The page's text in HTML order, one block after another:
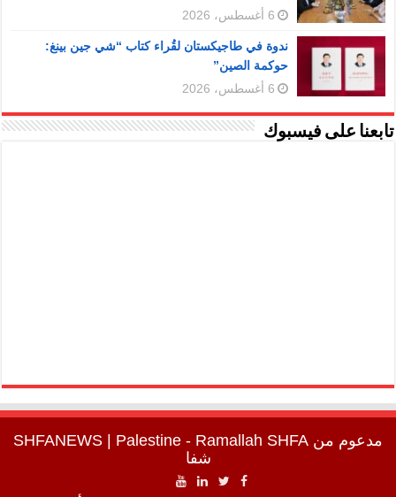
6 أغسطس، 2026
ندوة في طاجيكستان لقُراء كتاب “شي جين بينغ:
حوكمة الصين”
6 أغسطس، 2026
تابعنا على فيسبوك
مدعوم من SHFANEWS | Palestine - Ramallah SHFA
شفا